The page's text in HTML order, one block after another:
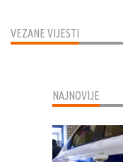
VEZANE VIJESTI
NAJNOVIJE